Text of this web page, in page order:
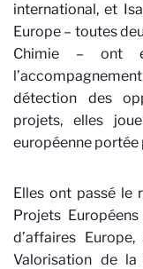
international, et
Europe – toutes
Chimie – ont
détection des
projets, elles
européenne portée
Elles ont passé le
Projets
d’affaires
Valorisation de la